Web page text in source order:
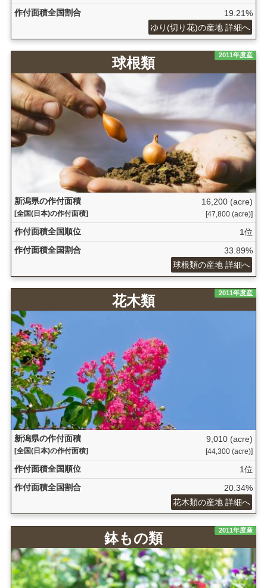
作付面積全国割合
19.21%
ゆり(切り花)の産地 詳細へ
2011年度産
球根類
新潟県の作付面積
[全国(日本)の作付面積]
16,200 (acre)
[47,800 (acre)]
作付面積全国順位
1位
作付面積全国割合
33.89%
球根類の産地 詳細へ
2011年度産
花木類
新潟県の作付面積
[全国(日本)の作付面積]
9,010 (acre)
[44,300 (acre)]
作付面積全国順位
1位
作付面積全国割合
20.34%
花木類の産地 詳細へ
2011年度産
鉢もの類